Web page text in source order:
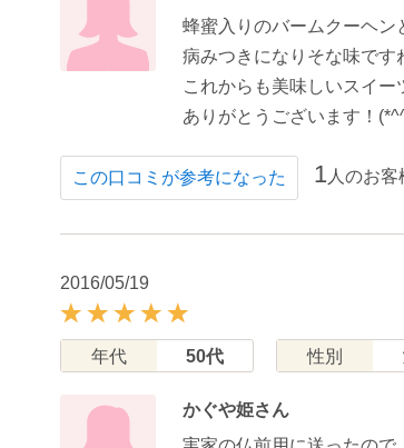
蜂蜜入りのバームクーヘン
病みつきになりそな味です
これからも美味しいスイー
ありがとうございます！
この口コミが参考になった 1 人のお
2016/05/19
年代 50代 性別
かぐや姫さん